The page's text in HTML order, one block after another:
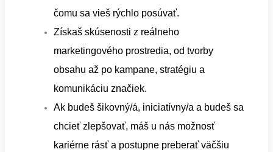
čomu sa vieš rýchlo posúvať.
Získaš skúsenosti z reálneho
marketingového prostredia, od tvorby
obsahu až po kampane, stratégiu a
komunikáciu značiek.
Ak budeš šikovný/á, iniciatívny/a a budeš sa
chcieť zlepšovať, máš u nás možnosť
kariérne rásť a postupne preberať väčšiu